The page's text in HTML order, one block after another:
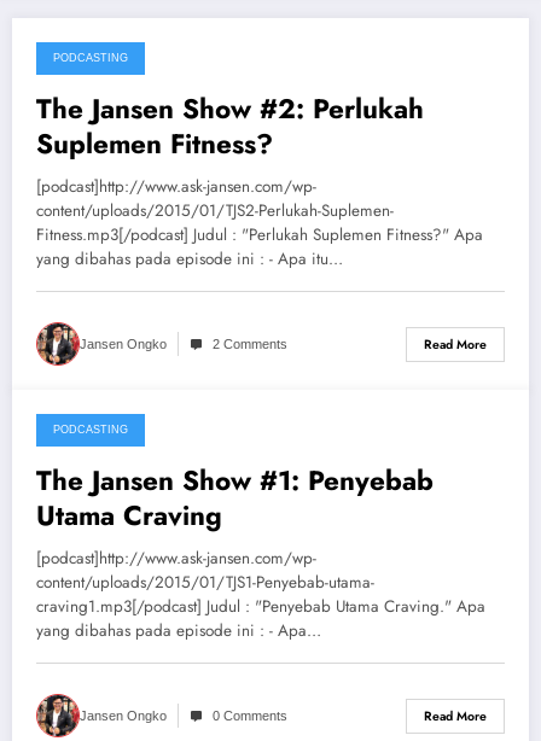
18/01/2015
PODCASTING
The Jansen Show #2: Perlukah
Suplemen Fitness?
[podcast]http://www.ask-jansen.com/wp-
content/uploads/2015/01/TJS2-Perlukah-Suplemen-
Fitness.mp3[/podcast] Judul : "Perlukah Suplemen Fitness?" Apa
yang dibahas pada episode ini : - Apa itu…
Jansen Ongko 2 Comments Read More
31/12/2014
PODCASTING
The Jansen Show #1: Penyebab
Utama Craving
[podcast]http://www.ask-jansen.com/wp-
content/uploads/2015/01/TJS1-Penyebab-utama-
craving1.mp3[/podcast] Judul : "Penyebab Utama Craving." Apa
yang dibahas pada episode ini : - Apa…
Jansen Ongko 0 Comments Read More